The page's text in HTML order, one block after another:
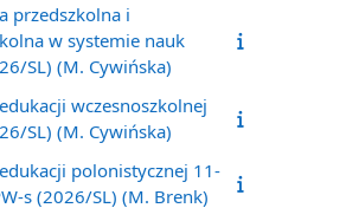
przedszkolna i
w systemie nauk
SL) (M. Cywińska)
wczesnoszkolnej
SL) (M. Cywińska)
polonistycznej 11-
s (2026/SL) (M. Brenk)